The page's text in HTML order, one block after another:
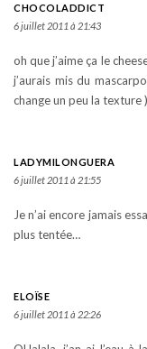
CHOCOLADDICT
6 juillet 2011 à 21:43
oh que j’aime ça le
j’aurais mis du
change un peu la texture
LADYMILONGUERA
6 juillet 2011 à 21:55
Je n’ai encore jamais
plus tentée…
ELOÏSE
6 juillet 2011 à 22:26